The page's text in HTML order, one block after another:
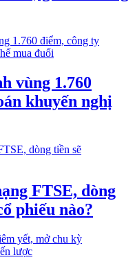
vùng 1.760
khuyến nghị
FTSE, dòng
phiếu nào?